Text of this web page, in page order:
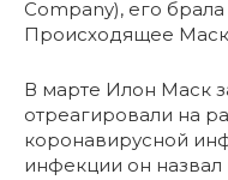
Company), его
Происходящее
В марте Илон Маск
отреагировали на
коронавирусной
инфекции он назвал